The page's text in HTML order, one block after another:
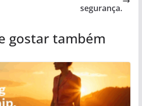
segurança.
gostar também